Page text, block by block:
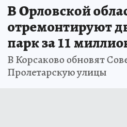
В Орловской
отремонтируют
парк за 11
В Корсаково обновят
Пролетарскую улицы